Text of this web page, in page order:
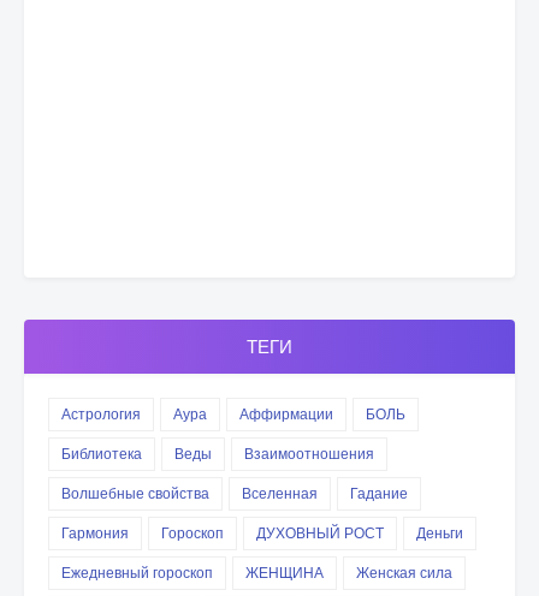
ТЕГИ
Астрология Аура Аффирмации
БОЛЬ
Библиотека
Веды
Взаимоотношения
Волшебные свойства
Вселенная
Гадание
Гармония
Гороскоп ДУХОВНЫЙ РОСТ
Деньги
Ежедневный гороскоп
ЖЕНЩИНА
Женская сила